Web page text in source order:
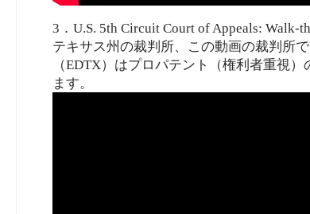
3．U.S. 5th Circuit Court of Appeals: Walk-
テキサス州の裁判所、この動画の裁判所
（EDTX）はプロパテント（権利者重視
ます。